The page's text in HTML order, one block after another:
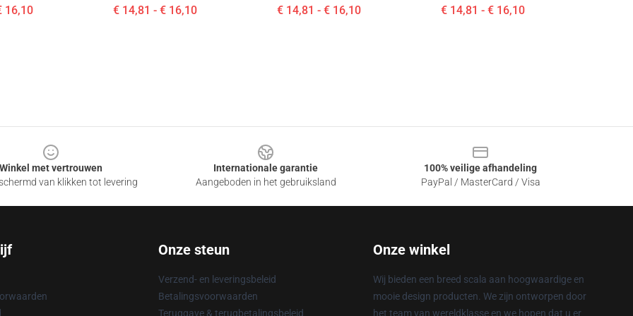
16,10 € 14,81 - € 16,10 € 14,81 - € 16,10 € 14,81 - € 16,10
Winkel met vertrouwen
van klikken tot levering
Internationale garantie
Aangeboden in het gebruiksland
100% veilige afhandeling
PayPal / MasterCard / Visa
Onze steun
Verzend- en leveringsbeleid
Betalingsvoorwaarden
Teruggave & terugbetalingsbeleid
Onze winkel
Wij bieden een breed scala aan hoogwaardige en
mooie design producten. We zijn ontworpen door
het team van wereldklasse en we hopen dat u er